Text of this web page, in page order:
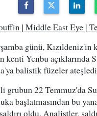
| Middle East Eye |
günü,
kenti Yenbu açıklarında
balistik füzeler
grubun 22 Temmuz'da
başlatmasından bu
oldu. Analistler,